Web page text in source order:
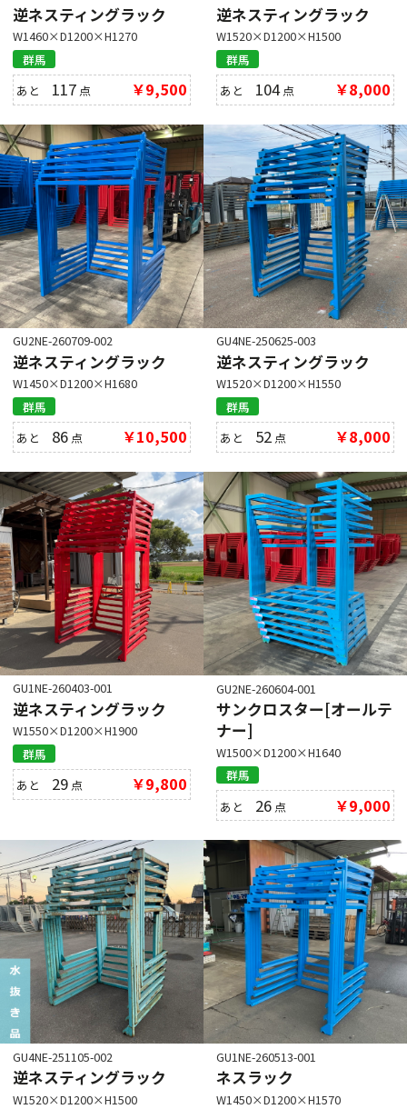
逆ネスティングラック
W1460×D1200×H1270
群馬
あと 117 点 ￥9,500
逆ネスティングラック
W1520×D1200×H1500
群馬
あと 104点 ￥8,000
GU2NE-260709-002
逆ネスティングラック
W1450×D1200×H1680
群馬
あと 86 点 ￥10,500
GU4NE-250625-003
逆ネスティングラック
W1520×D1200×H1550
群馬
あと 52 点 ￥8,000
GU1NE-260403-001
逆ネスティングラック
W1550×D1200×H1900
群馬
あと 29 点 ￥9,800
GU2NE-260604-001
サンクロスター[オールテ
ナー]
W1500×D1200×H1640
群馬
あと 26 点 ￥9,000
GU4NE-251105-002
逆ネスティングラック
W1520×D1200×H1500
GU1NE-260513-001
ネスラック
W1450×D1200×H1570